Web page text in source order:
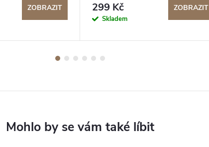
ZOBRAZIT 299 Kč
Skladem
ZOBRAZIT